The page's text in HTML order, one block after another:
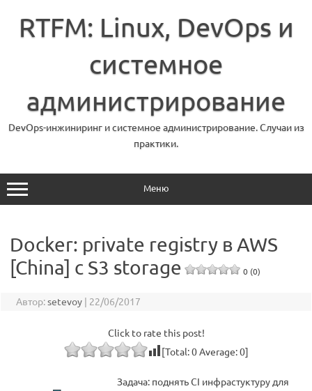
содержимому
RTFM: Linux, DevOps и
системное
администрирование
DevOps-инжиниринг и системное администрирование. Случаи из
практики.
Меню
Docker: private registry в AWS
[China] с S3 storage
0 (0)
Автор:setevoy | 22/06/2017
Click to rate this post!
[Total:0Average:0]
Задача: поднять CI инфрастуктуру для